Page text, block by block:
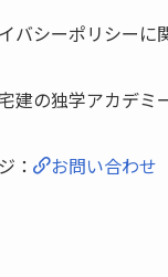
バシーポリシーに
建の独学アカデミ
： お問い合わせ